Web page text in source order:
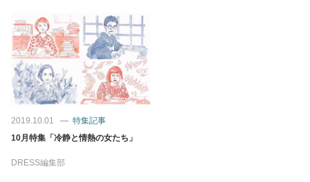
2019.10.01
特集記事
10月特集「冷静と情熱の女たち」
DRESS編集部